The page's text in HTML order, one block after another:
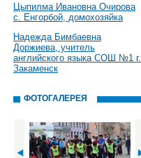
Цыпилма Ивановна Очирова
с. Енгорбой, домохозяйка
Надежда Бимбаевна
Доржиева, учитель
английского языка СОШ №1 г.
Закаменск
ФОТОГАЛЕРЕЯ